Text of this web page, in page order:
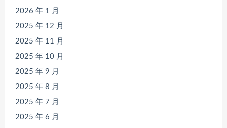
2026 年 1 月
2025 年 12 月
2025 年 11 月
2025 年 10 月
2025 年 9 月
2025 年 8 月
2025 年 7 月
2025 年 6 月